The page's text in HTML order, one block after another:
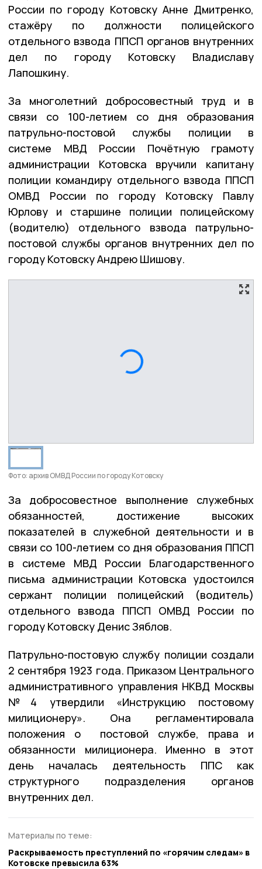
России по городу Котовску Анне Дмитренко,
стажёру по должности полицейского
отдельного взвода ППСП органов внутренних
дел по городу Котовску Владиславу
Лапошкину.
За многолетний добросовестный труд и в
связи со 100-летием со дня образования
патрульно-постовой службы полиции в
системе МВД России Почётную грамоту
администрации Котовска вручили капитану
полиции командиру отдельного взвода ППСП
ОМВД России по городу Котовску Павлу
Юрлову и старшине полиции полицейскому
(водителю) отдельного взвода патрульно-
постовой службы органов внутренних дел по
городу Котовску Андрею Шишову.
Фото: архив ОМВД России по городу Котовску
За добросовестное выполнение служебных
обязанностей, достижение высоких
показателей в служебной деятельности и в
связи со 100-летием со дня образования ППСП
в системе МВД России Благодарственного
письма администрации Котовска удостоился
сержант полиции полицейский (водитель)
отдельного взвода ППСП ОМВД России по
городу Котовску Денис Зяблов.
Патрульно-постовую службу полиции создали
2 сентября 1923 года. Приказом Центрального
административного управления НКВД Москвы
№4 утвердили «Инструкцию постовому
милиционеру». Она регламентировала
положения о постовой службе, права и
обязанности милиционера. Именно в этот
день началась деятельность ППС как
структурного подразделения органов
внутренних дел.
Материалы по теме:
Раскрываемость преступлений по «горячим следам» в
Котовске превысила 63%